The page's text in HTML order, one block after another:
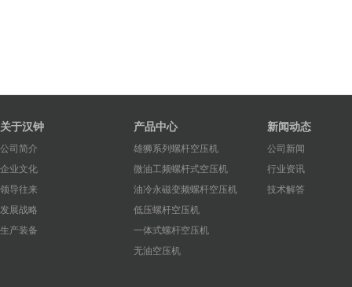
关于汉钟
公司简介
企业文化
领导往来
发展战略
生产装备
产品中心
雄狮系列螺杆空压机
微油工频螺杆式空压机
油冷永磁变频螺杆空压机
低压螺杆空压机
一体式螺杆空压机
无油空压机
新闻动态
公司新闻
行业资讯
技术解答